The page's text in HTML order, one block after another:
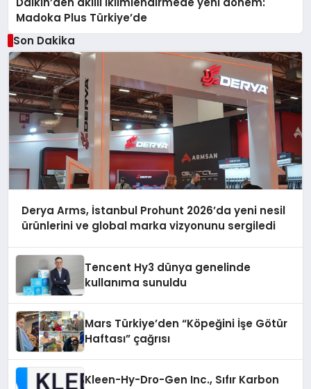
Madoka Plus Türkiye’de
Son Dakika
Derya Arms, İstanbul Prohunt 2026’da yeni nesil
ürünlerini ve global marka vizyonunu sergiledi
Tencent Hy3 dünya genelinde
kullanıma sunuldu
Mars Türkiye’den “Köpeğini İşe Götür
Haftası” çağrısı
Kleen-Hy-Dro-Gen Inc., Sıfır Karbon